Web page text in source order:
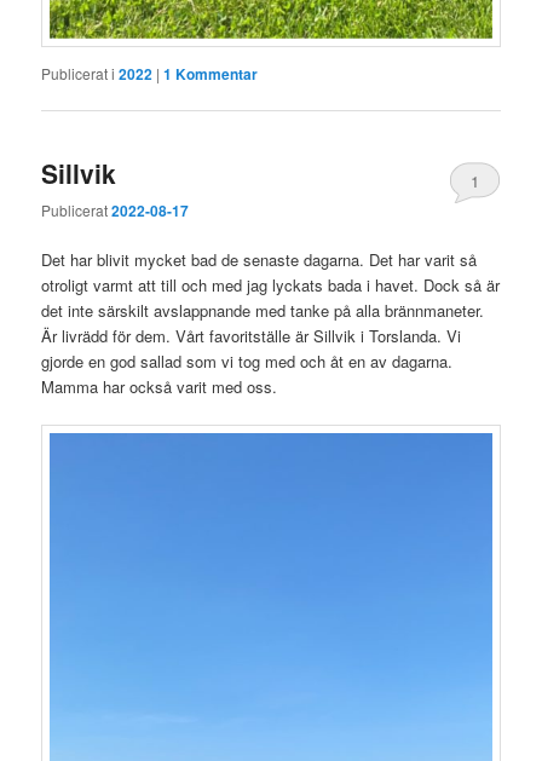
Publicerat i 2022 |1 Kommentar
Sillvik
Publicerat2022-08-17
1
Det har blivit mycket bad de senaste dagarna. Det har varit så
otroligt varmt att till och med jag lyckats bada i havet. Dock så är
det inte särskilt avslappnande med tanke på alla brännmaneter.
Är livrädd för dem. Vårt favoritställe är Sillvik i Torslanda. Vi
gjorde en god sallad som vi tog med och åt en av dagarna.
Mamma har också varit med oss.